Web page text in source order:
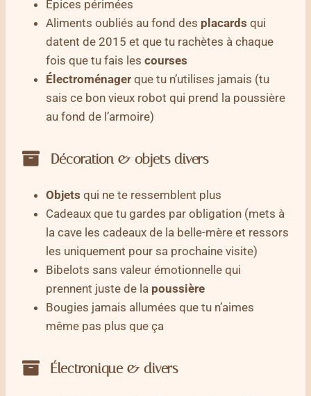
Épices périmées
Aliments oubliés au fond des placards qui
datent de 2015 et que tu rachètes à chaque
fois que tu fais les courses
Électroménager que tu n’utilises jamais (tu
sais ce bon vieux robot qui prend la poussière
au fond de l’armoire)
Décoration & objets divers
Objets qui ne te ressemblent plus
Cadeaux que tu gardes par obligation (mets à
la cave les cadeaux de la belle-mère et ressors
les uniquement pour sa prochaine visite)
Bibelots sans valeur émotionnelle qui
prennent juste de la poussière
Bougies jamais allumées que tu n’aimes
même pas plus que ça
Électronique & divers